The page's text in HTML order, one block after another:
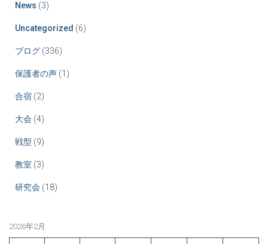
News (3)
Uncategorized (6)
ブログ (336)
保護者の声 (1)
合宿 (2)
大会 (4)
戦型 (9)
教室 (3)
研究会 (18)
2026年2月